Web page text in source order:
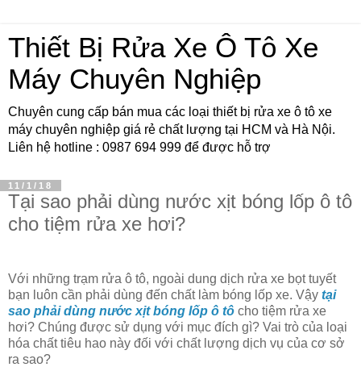
Thiết Bị Rửa Xe Ô Tô Xe
Máy Chuyên Nghiệp
Chuyên cung cấp bán mua các loại thiết bị rửa xe ô tô xe
máy chuyên nghiệp giá rẻ chất lượng tại HCM và Hà Nội.
Liên hệ hotline : 0987 694 999 để được hỗ trợ
11/1/18
Tại sao phải dùng nước xịt bóng lốp ô tô
cho tiệm rửa xe hơi?
Với những trạm rửa ô tô, ngoài dung dịch rửa xe bọt tuyết
bạn luôn cần phải dùng đến chất làm bóng lốp xe. Vậy tại
sao phải dùng nước xịt bóng lốp ô tô cho tiệm rửa xe
hơi? Chúng được sử dụng với mục đích gì? Vai trò của loại
hóa chất tiêu hao này đối với chất lượng dịch vụ của cơ sở
ra sao?